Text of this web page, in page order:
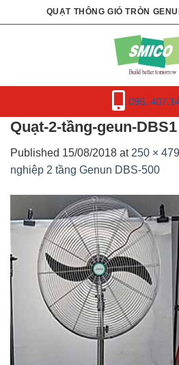
to
QUẠT THÔNG GIÓ TRÒN
096.
Quạt-2-tầng-geun-DBS1
Published 15/08/2018 at 250 × 479
nghiệp 2 tầng Genun DBS-500